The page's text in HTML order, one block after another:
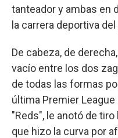
tanteador y ambas en
la carrera deportiva
De cabeza, de
vacío entre los dos
de todas las formas
última Premier
"Reds", le anotó de
que hizo la curva por